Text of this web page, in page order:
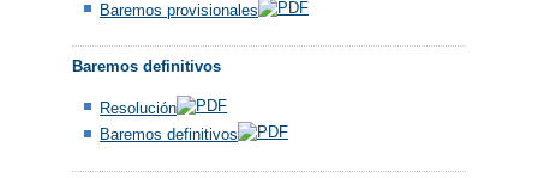
Baremos provisionales
Baremos definitivos
Resolución
Baremos definitivos